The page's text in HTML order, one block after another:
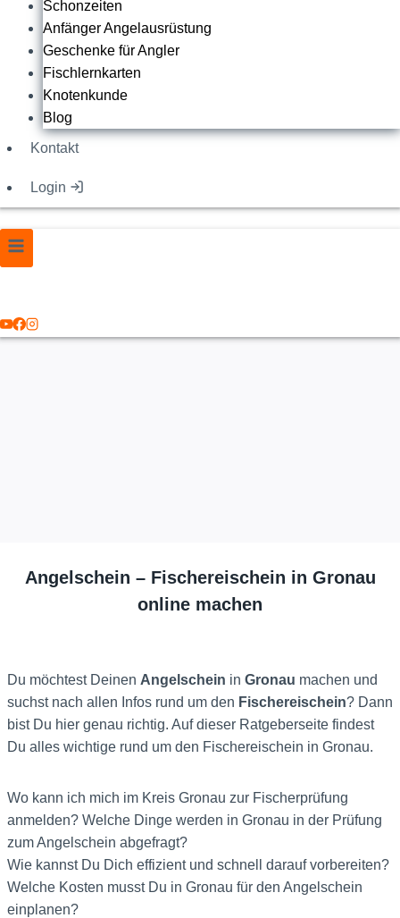
Schonzeiten
Anfänger Angelausrüstung
Geschenke für Angler
Fischlernkarten
Knotenkunde
Blog
Kontakt
Login
Angelschein – Fischereischein in Gronau
online machen
Du möchtest Deinen Angelschein in Gronau machen und
suchst nach allen Infos rund um den Fischereischein? Dann
bist Du hier genau richtig. Auf dieser Ratgeberseite findest
Du alles wichtige rund um den Fischereischein in Gronau.
Wo kann ich mich im Kreis Gronau zur Fischerprüfung
anmelden? Welche Dinge werden in Gronau in der Prüfung
zum Angelschein abgefragt?
Wie kannst Du Dich effizient und schnell darauf vorbereiten?
Welche Kosten musst Du in Gronau für den Angelschein
einplanen?